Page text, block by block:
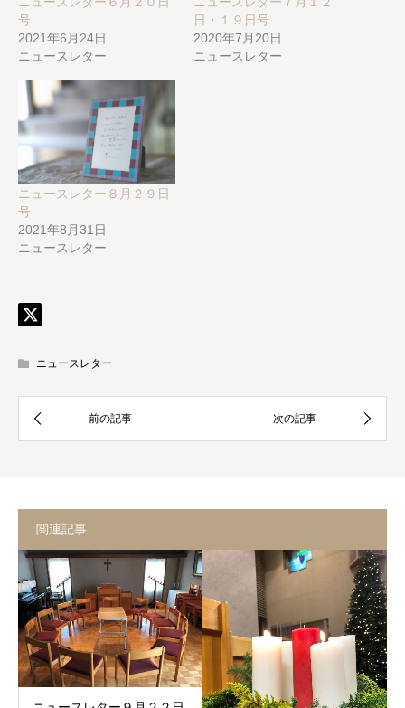
号
2021年6月24日
ニュースレター
日・１９日号
2020年7月20日
ニュースレター
ニュースレター８月２９日
号
2021年8月31日
ニュースレター
ニュースレター
関連記事